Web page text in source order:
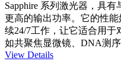
Sapphire 系列激光器，具
更高的输出功率。它的性
续24/7工作，让它适合用于
如共聚焦显微镜、DNA测序
View Details